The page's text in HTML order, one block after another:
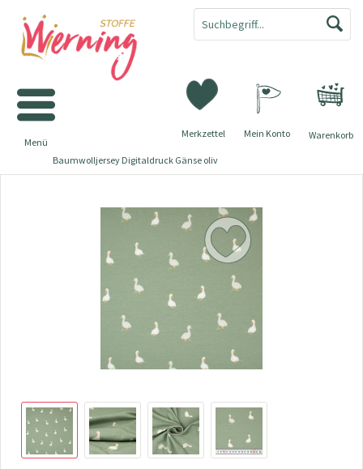
Warenkorb
Merkzettel Mein Konto
Menü
Baumwolljersey Digitaldruck Gänse oliv